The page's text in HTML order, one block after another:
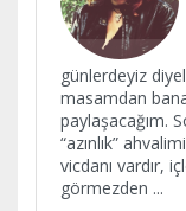
günlerdeyiz
masamdan
paylaşacağım.
“azınlık”
vicdanı vardır,
görmezden ...